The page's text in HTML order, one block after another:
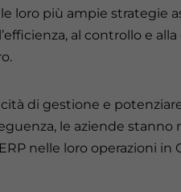
loro più ampie strategie
al controllo e
di gestione e
le aziende
nelle loro operazioni in